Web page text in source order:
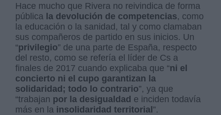
Hace mucho que Rivera no reivindica de forma
pública la devolución de competencias, como
la educación o la sanidad, tal y como clamaban
sus compañeros de partido en sus inicios. Un
“privilegio” de una parte de España, respecto
del resto, como se refería el líder de Cs a
finales de 2017 cuando explicaba que “ni el
concierto ni el cupo garantizan la
solidaridad; todo lo contrario”, ya que
“trabajan por la desigualdad e inciden todavía
más en la insolidaridad territorial”.